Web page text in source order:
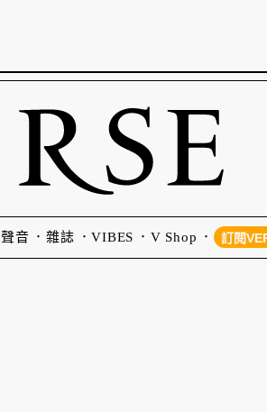
聲音 雜誌 VIBES V Shop 訂閱